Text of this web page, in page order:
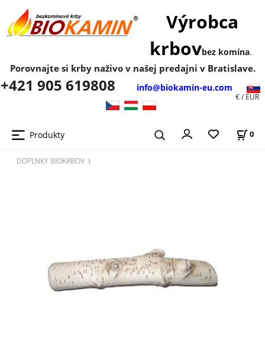
Výrobca
krbovbez komína.
Porovnajte si krby naživo v našej predajni v Bratislave.
+421 905 619808 info@biokamin-eu.com
Produkty 0
€ / EUR
DOPLNKY BIOKRBOV